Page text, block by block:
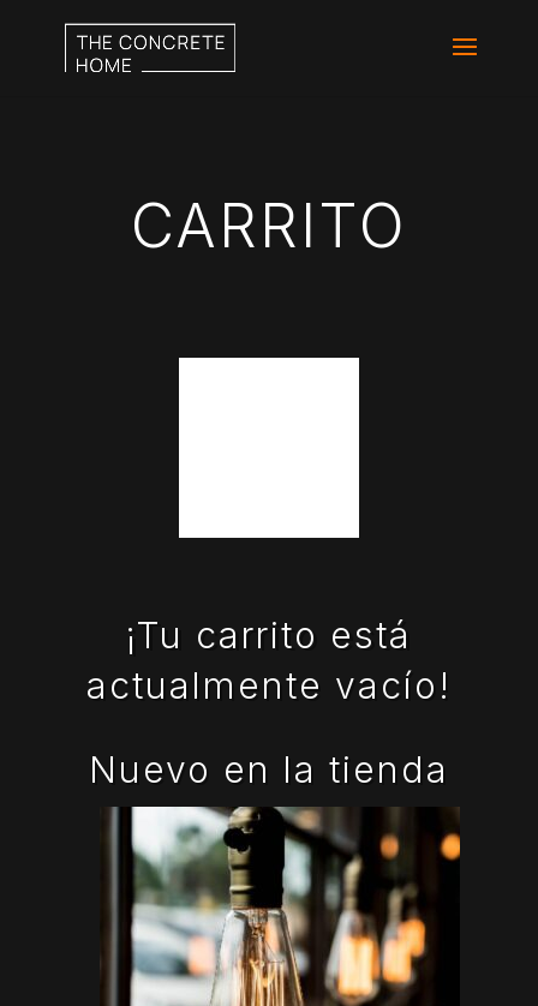
CARRITO
¡Tu carrito está
actualmente vacío!
Nuevo en la tienda